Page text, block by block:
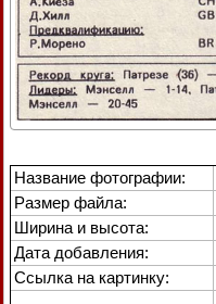
Название фотографии:
Размер файла:
Ширина и высота:
Дата добавления:
Ссылка на картинку: